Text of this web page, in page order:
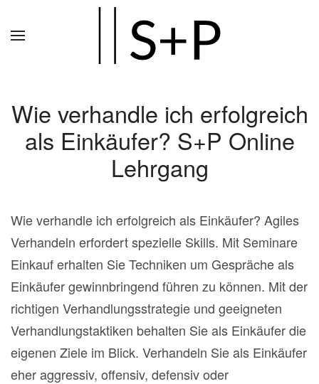
Wie verhandle ich erfolgreich
als Einkäufer? S+P Online
Lehrgang
Wie verhandle ich erfolgreich als Einkäufer? Agiles
Verhandeln erfordert spezielle Skills. Mit Seminare
Einkauf erhalten Sie Techniken um Gespräche als
Einkäufer gewinnbringend führen zu können. Mit der
richtigen Verhandlungsstrategie und geeigneten
Verhandlungstaktiken behalten Sie als Einkäufer die
eigenen Ziele im Blick. Verhandeln Sie als Einkäufer
eher aggressiv, offensiv, defensiv oder